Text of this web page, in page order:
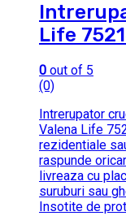
Life
0 out of 5
(0)
Intrerupator
Valena Life
rezidentiale
raspunde
livreaza cu
suruburi sau
Insotite de